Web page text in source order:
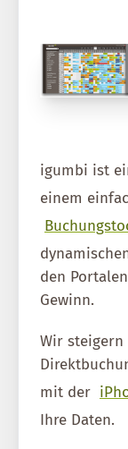
igumbi ist
einem
den
Gewinn.
Wir
mit der
Ihre Daten.